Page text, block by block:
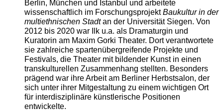
Berlin, München und Istanbul und arbeitete
wissenschaftlich im ForschungsprojektBaukultur in der
multiethnischen Stadtan der Universität Siegen. Von
2012 bis 2020 war Ilk u.a. als Dramaturgin und
Kuratorin am Maxim Gorki Theater. Dort verantwortete
sie zahlreiche spartenübergreifende Projekte und
Festivals, die Theater mit bildender Kunst in einen
transkulturellen Zusammenhang stellten. Besonders
prägend war ihre Arbeit am Berliner Herbstsalon, der
sich unter ihrer Mitgestaltung zu einem wichtigen Ort
für interdisziplinäre künstlerische Positionen
entwickelte.